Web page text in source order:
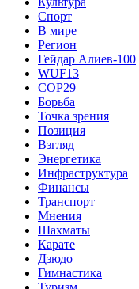
Спорт
В мире
Регион
Гейдар Алиев-100
WUF13
COP29
Борьба
Точка зрения
Позиция
Взгляд
Энергетика
Инфраструктура
Финансы
Транспорт
Мнения
Шахматы
Карате
Дзюдо
Гимнастика